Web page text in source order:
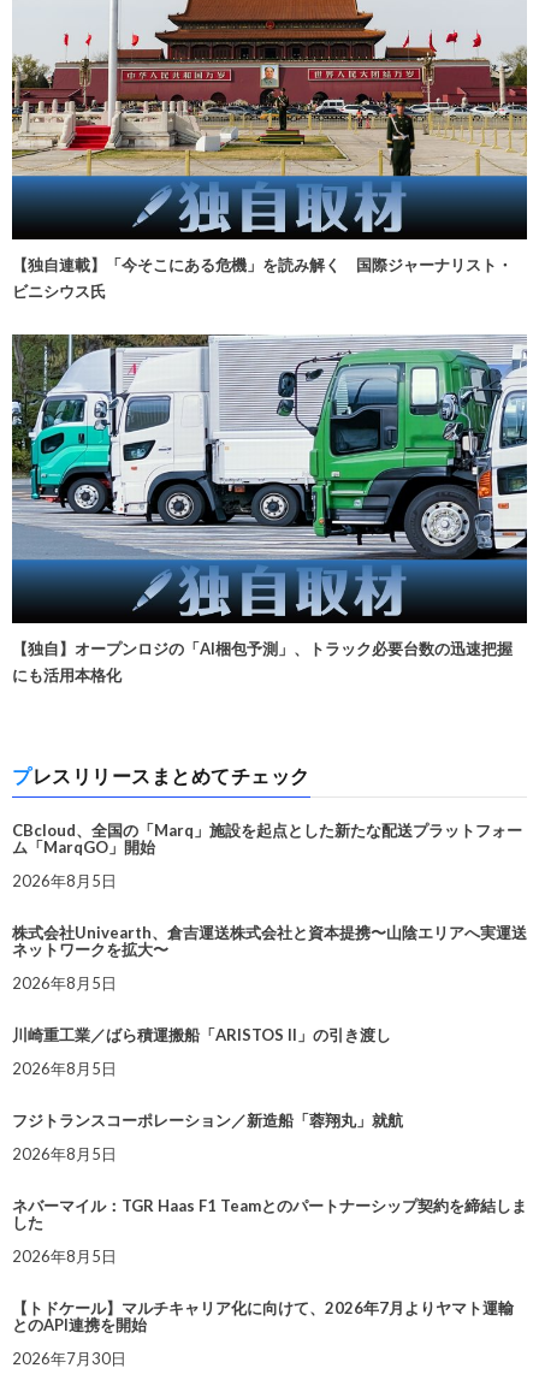
【独自連載】「今そこにある危機」を読み解く 国際ジャーナリスト・
ビニシウス氏
【独自】オープンロジの「AI梱包予測」、トラック必要台数の迅速把握
にも活用本格化
プレスリリースまとめてチェック
CBcloud、全国の「Marq」施設を起点とした新たな配送プラットフォー
ム「MarqGO」開始
2026年8月5日
株式会社Univearth、倉吉運送株式会社と資本提携〜山陰エリアへ実運送
ネットワークを拡大〜
2026年8月5日
川崎重工業／ばら積運搬船「ARISTOS II」の引き渡し
2026年8月5日
フジトランスコーポレーション／新造船「蓉翔丸」就航
2026年8月5日
ネバーマイル：TGR Haas F1 Teamとのパートナーシップ契約を締結しま
した
2026年8月5日
【トドケール】マルチキャリア化に向けて、2026年7月よりヤマト運輸
とのAPI連携を開始
2026年7月30日